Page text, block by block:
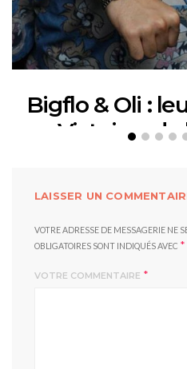
Bigflo & Oli :
Victoires de
LAISSER UN
VOTRE ADRESSE DE MESSAGERIE NE
OBLIGATOIRES SONT INDIQUÉS AVEC *
VOTRE COMMENTAIRE *